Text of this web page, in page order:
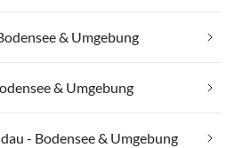
& Umgebung
& Umgebung
- Bodensee & Umgebung